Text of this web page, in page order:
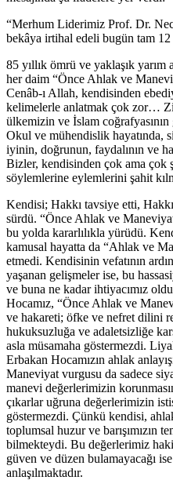
“Merhum Liderimiz Prof. Dr.
bekâya irtihal edeli bugün tam 12
85 yıllık ömrü ve yaklaşık yarım
her daim “Önce Ahlak ve
Cenâb-ı Allah, kendisinden
kelimelerle anlatmak çok zor…
ülkemizin ve İslam coğrafyasının
Okul ve mühendislik hayatında,
iyinin, doğrunun, faydalının ve
Bizler, kendisinden çok ama çok
söylemlerine eylemlerini şahit
Kendisi; Hakkı tavsiye etti,
sürdü. “Önce Ahlak ve
bu yolda kararlılıkla yürüdü.
kamusal hayatta da “Ahlak ve
etmedi. Kendisinin vefatının
yaşanan gelişmeler ise, bu
ve buna ne kadar ihtiyacımız
Hocamız, “Önce Ahlak ve
ve hakareti; öfke ve nefret dilini
hukuksuzluğa ve adaletsizliğe
asla müsamaha göstermezdi.
Erbakan Hocamızın ahlak
Maneviyat vurgusu da sadece
manevi değerlerimizin
çıkarlar uğruna değerlerimizin
göstermezdi. Çünkü kendisi,
toplumsal huzur ve barışımızın
bilmekteydi. Bu değerlerimiz
güven ve düzen bulamayacağı
anlaşılmaktadır.